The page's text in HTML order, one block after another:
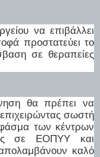
να επιβάλλει
προστατεύει το
σε θεραπείες
θα πρέπει να
σωστή
των κέντρων
σε ΕΟΠΥΥ και
καλό